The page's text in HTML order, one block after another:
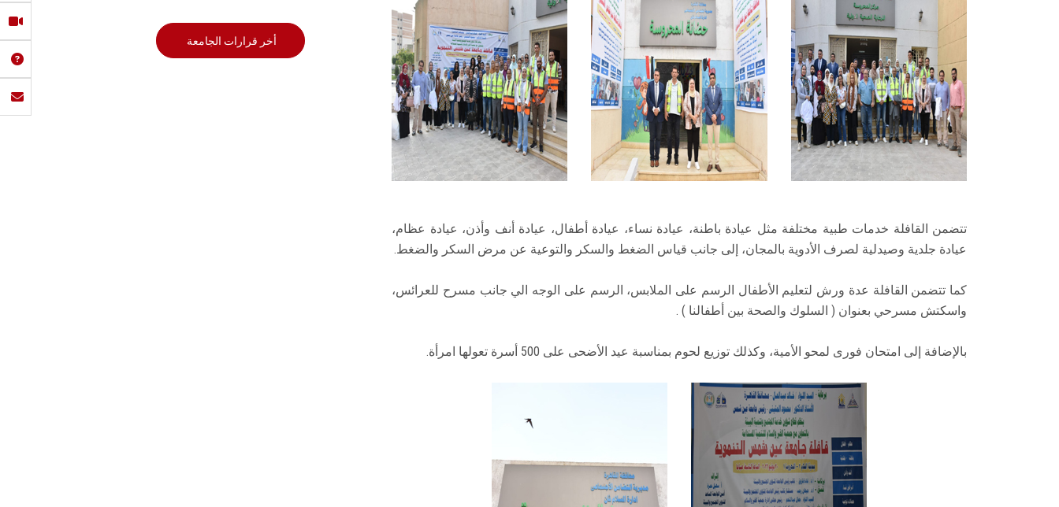
تتضمن القافلة خدمات طبية مختلفة مثل عيادة باطنة، عيادة نساء، عيادة أطفال، عيادة أنف وأذن، عيادة عظام،
عيادة جلدية وصيدلية لصرف الأدوية بالمجان، إلى جانب قياس الضغط والسكر والتوعية عن مرض السكر والضغط.
كما تتضمن القافلة عدة ورش لتعليم الأطفال الرسم على الملابس، الرسم على الوجه الي جانب مسرح للعرائس،
واسكتش مسرحي بعنوان ( السلوك والصحة بين أطفالنا ) .
بالإضافة إلى امتحان فورى لمحو الأمية، وكذلك توزيع لحوم بمناسبة عيد الأضحى على 500 أسرة تعولها امرأة.
أخر قرارات الجامعة